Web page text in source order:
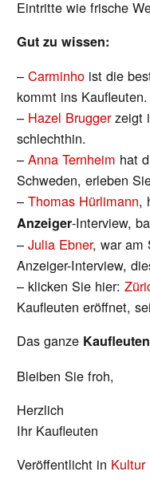
Eintritte wie frische
Gut zu wissen:
–Carminho ist die
kommt ins Kaufleuten.
– Hazel Bruggerzeigt
schlechthin.
–Anna Ternheim hat
Schweden, erleben
–Thomas Hürlimann,
Anzeiger-Interview,
–Julia Ebner, war am
Anzeiger-Interview,
– klicken Sie hier:
Kaufleuten eröffnet,
Das ganze
Bleiben Sie froh,
Herzlich
Ihr Kaufleuten
Veröffentlicht in Kultur